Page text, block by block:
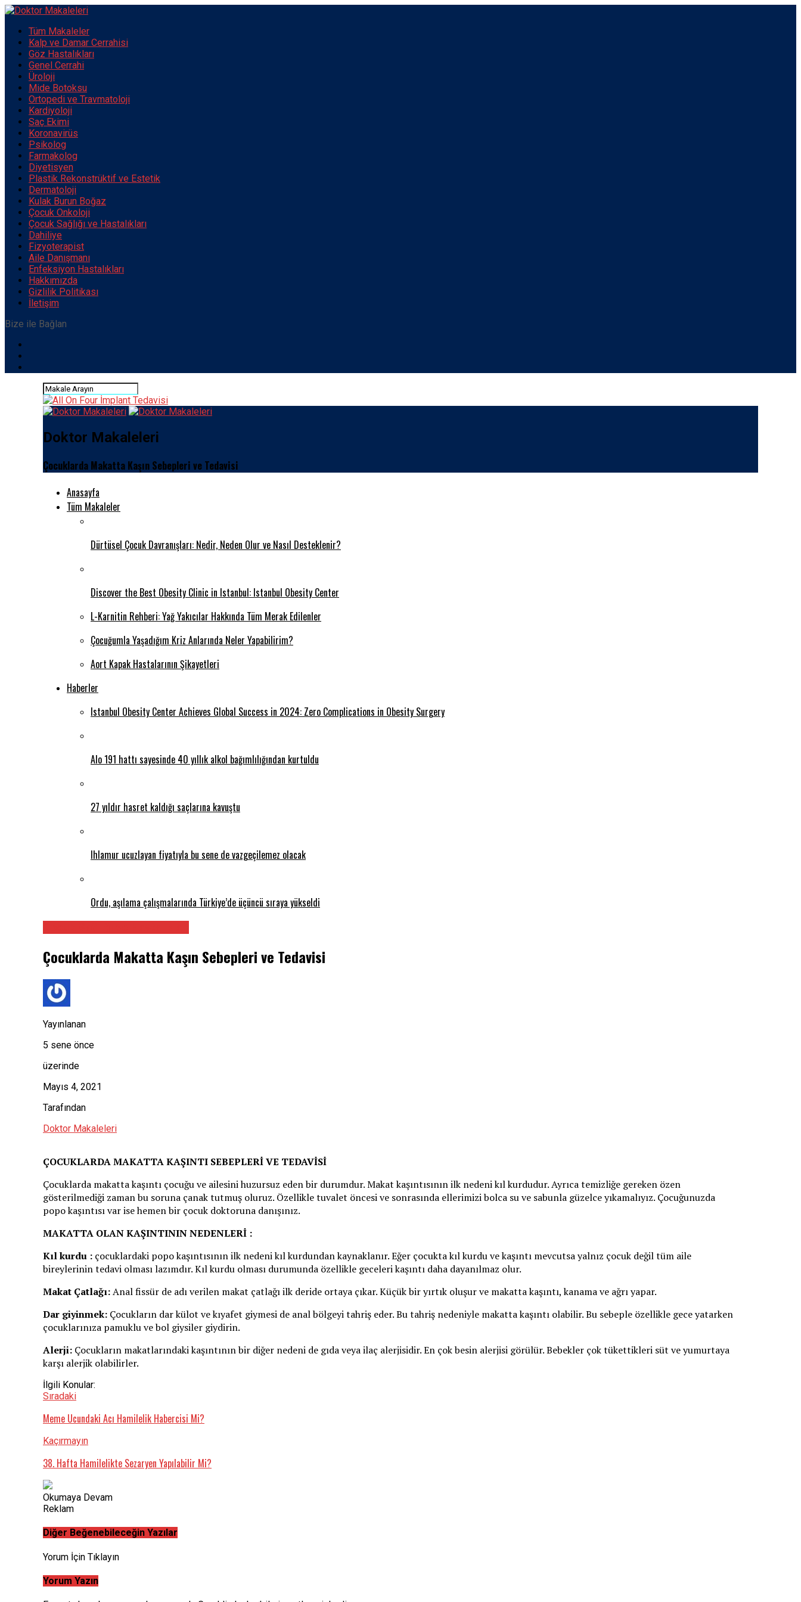
Tüm Makaleler
Kalp ve Damar Cerrahisi
Göz Hastalıkları
Genel Cerrahi
Üroloji
Mide Botoksu
Ortopedi ve Travmatoloji
Kardiyoloji
Saç Ekimi
Koronavirüs
Psikolog
Farmakolog
Diyetisyen
Plastik Rekonstrüktif ve Estetik
Dermatoloji
Kulak Burun Boğaz
Çocuk Onkoloji
Çocuk Sağlığı ve Hastalıkları
Dahiliye
Fizyoterapist
Aile Danışmanı
Enfeksiyon Hastalıkları
Hakkımızda
Gizlilik Politikası
İletişim
Bize ile Bağlan
Doktor Makaleleri
Çocuklarda Makatta Kaşın Sebepleri ve Tedavisi
Anasayfa
Tüm Makaleler
Dürtüsel Çocuk Davranışları: Nedir, Neden Olur ve Nasıl Desteklenir?
Discover the Best Obesity Clinic in Istanbul: Istanbul Obesity Center
L-Karnitin Rehberi: Yağ Yakıcılar Hakkında Tüm Merak Edilenler
Çocuğumla Yaşadığım Kriz Anlarında Neler Yapabilirim?
Aort Kapak Hastalarının Şikayetleri
Haberler
Istanbul Obesity Center Achieves Global Success in 2024: Zero Complications in Obesity Surgery
Alo 191 hattı sayesinde 40 yıllık alkol bağımlılığından kurtuldu
27 yıldır hasret kaldığı saçlarına kavuştu
Ihlamur ucuzlayan fiyatıyla bu sene de vazgeçilemez olacak
Ordu, aşılama çalışmalarında Türkiye’de üçüncü sıraya yükseldi
Çocuklarda Makatta Kaşın Sebepleri ve Tedavisi
Yayınlanan
5 sene önce
üzerinde
Mayıs 4, 2021
Tarafından
Doktor Makaleleri
ÇOCUKLARDA MAKATTA KAŞINTI SEBEPLERİ VE TEDAVİSİ
Çocuklarda makatta kaşıntı çocuğu ve ailesini huzursuz eden bir durumdur. Makat kaşıntısının ilk nedeni kıl kurdudur. Ayrıca temizliğe gereken özen
gösterilmediği zaman bu soruna çanak tutmuş oluruz. Özellikle tuvalet öncesi ve sonrasında ellerimizi bolca su ve sabunla güzelce yıkamalıyız. Çocuğunuzda
popo kaşıntısı var ise hemen bir çocuk doktoruna danışınız.
MAKATTA OLAN KAŞINTININ NEDENLERİ :
Kıl kurdu : çocuklardaki popo kaşıntısının ilk nedeni kıl kurdundan kaynaklanır. Eğer çocukta kıl kurdu ve kaşıntı mevcutsa yalnız çocuk değil tüm aile
bireylerinin tedavi olması lazımdır. Kıl kurdu olması durumunda özellikle geceleri kaşıntı daha dayanılmaz olur.
Makat Çatlağı:Anal fissür de adı verilen makat çatlağı ilk deride ortaya çıkar. Küçük bir yırtık oluşur ve makatta kaşıntı, kanama ve ağrı yapar.
Dar giyinmek: Çocukların dar külot ve kıyafet giymesi de anal bölgeyi tahriş eder. Bu tahriş nedeniyle makatta kaşıntı olabilir. Bu sebeple özellikle gece yatarken
çocuklarınıza pamuklu ve bol giysiler giydirin.
Alerji: Çocukların makatlarındaki kaşıntının bir diğer nedeni de gıda veya ilaç alerjisidir. En çok besin alerjisi görülür. Bebekler çok tükettikleri süt ve yumurtaya
karşı alerjik olabilirler.
İlgili Konular:
Sıradaki
Meme Ucundaki Acı Hamilelik Habercisi Mi?
Kaçırmayın
38. Hafta Hamilelikte Sezaryen Yapılabilir Mi?
Okumaya Devam
Reklam
Diğer Beğenebileceğin Yazılar
Yorum İçin Tıklayın
Yorum Yazın